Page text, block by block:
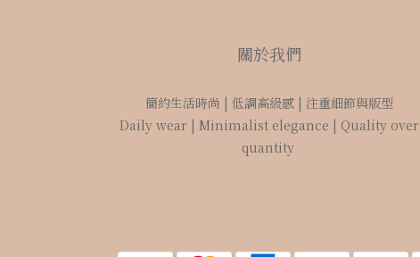
關於我們
簡約生活時尚 | 低調高級感 | 注重細節與版型
Daily wear | Minimalist elegance | Quality over
quantity